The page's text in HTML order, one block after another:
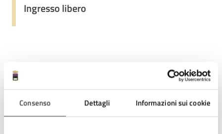
Consenso Dettagli Informazioni sui cookie
Ingresso libero
Contatti
Centro Interculturale Movimenti